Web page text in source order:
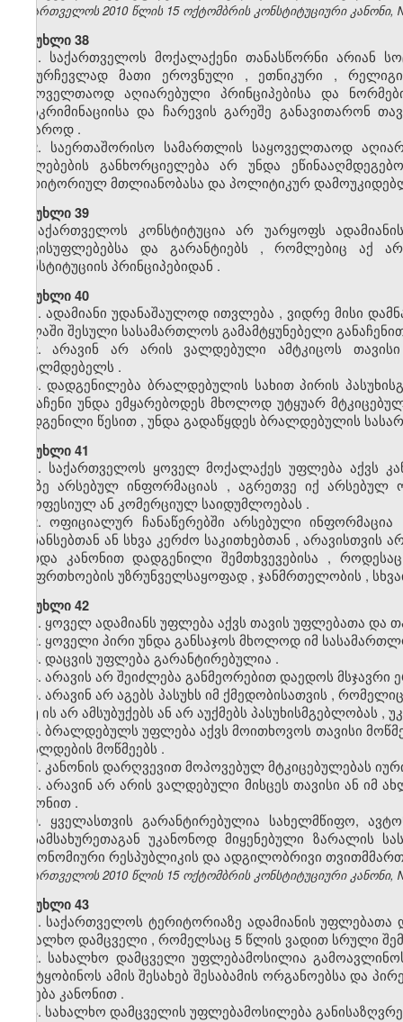
საქართველოს 2010 წლის 15 ოქტომბრის კონსტიტუციური კანონი,
მუხლი 38
1. საქართველოს მოქალაქენი თანასწორნი არიან
განურჩევლად მათი ეროვნული , ეთნიკური ,
საყოველთაოდ აღიარებული პრინციპებისა და
დისკრიმინაციისა და ჩარევის გარეშე განავითარონ
საჯაროდ .
2. საერთაშორისო სამართლის საყოველთაოდ
უფლებების
განხორციელება არ უნდა
ტერიტორიულმთლიანობასა და პოლიტიკურ
მუხლი 39
საქართველოს
კონსტიტუცია არ უარყოფს
თავისუფლებებსა
და გარანტიებს ,რომლებიც აქ
არ
კონსტიტუციის პრინციპებიდან .
მუხლი 40
1. ადამიანი უდანაშაულოდ ითვლება , ვიდრე მისი
ძალაში შესული სასამართლოს გამამტყუნებელი
2.არავინ არ არის ვალდებული ამტკიცოს
თავისი
ბრალმდებელს .
3.დადგენილება ბრალდებულის სახით პირის
განაჩენი უნდა ემყარებოდეს მხოლოდ უტყუარ
დადგენილი წესით , უნდა გადაწყდეს ბრალდებულის
მუხლი 41
1. საქართველოს ყოველ მოქალაქეს უფლება აქვს
მასზე არსებულ ინფორმაციას , აგრეთვე იქ არსებულ
პროფესიულან კომერციულ საიდუმლოებას .
2.ოფიციალურ ჩანაწერებში არსებული ინფორმაცია
ფინანსებთან ან სხვა კერძო საკითხებთან , არავისთვის
გარდა კანონით დადგენილი შემთხვევებისა , როდესაც
უსაფრთხოების უზრუნველსაყოფად , ჯანმრთელობის ,
მუხლი 42
1. ყოველადამიანს უფლება აქვს თავის უფლებათა და
2. ყოველი პირი უნდა განსაჯოს მხოლოდიმ
3. დაცვის უფლება გარანტირებულია .
4. არავის არშეიძლება განმეორებითდაედოს მსჯავრი
5.არავინ არ აგებს პასუხს იმ ქმედობისათვის ,
თუ ის არამსუბუქებს ან არაუქმებს პასუხისმგებლობას ,
6.ბრალდებულს უფლება აქვს მოითხოვოს თავისი
ბრალდების მოწმეებს .
7. კანონის დარღვევითმოპოვებულმტკიცებულებას
8.არავინ არ არის ვალდებული მისცეს თავისი ან იმ
კანონით .
9. ყველასთვის გარანტირებულია სახელმწიფო,
მოსამსახურეთაგან უკანონოდ მიყენებული ზარალის
ავტონომიური რესპუბლიკის და ადგილობრივი
საქართველოს 2010 წლის 15 ოქტომბრის კონსტიტუციური კანონი,
მუხლი 43
1. საქართველოს ტერიტორიაზე ადამიანის უფლებათა
სახალხო დამცველი , რომელსაც 5 წლის ვადით სრული
2. სახალხო დამცველი უფლებამოსილია
შეატყობინოს ამის შესახებ შესაბამის ორგანოებსა და
ისჯება კანონით .
3. სახალხო დამცველის უფლებამოსილება